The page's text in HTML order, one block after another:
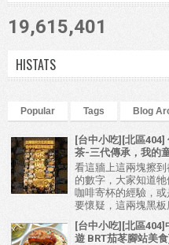
19,615,401
HISTATS
Popular Tags Blog
[台中小吃][北區
茶-三代傳承，我的
看這牆上這兩塊擦
的數字，大家知道
咖啡寄杯的經驗，
要懷疑，這兩塊黑板
[台中小吃][北區404]
遊 BRT茄苳腳站美